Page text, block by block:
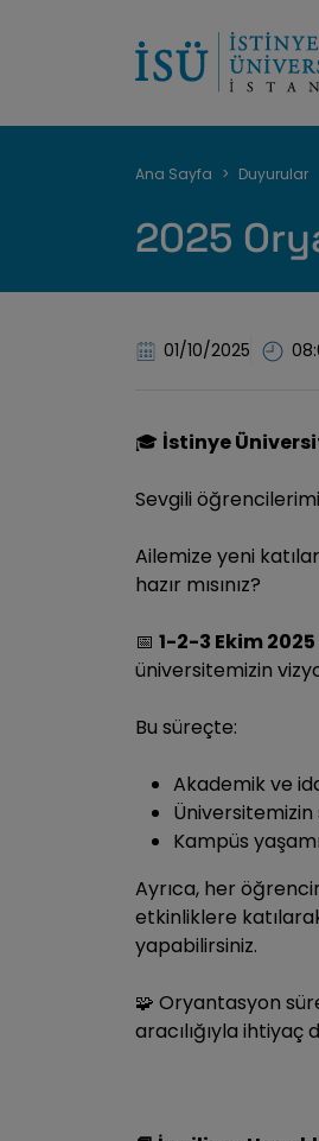
Sayfa
yolu
Ana Sayfa Duyurular
2025
01/10/2025
🎓 İstinye
Sevgili
Ailemize yeni
hazır mısınız?
📅 1-2-3 Ekim 2025
üniversitemizin
Bu süreçte:
Akademik ve
Kampüs
Ayrıca, her
etkinliklere
yapabilirsiniz.
🧩 Oryantasyon
aracılığıyla